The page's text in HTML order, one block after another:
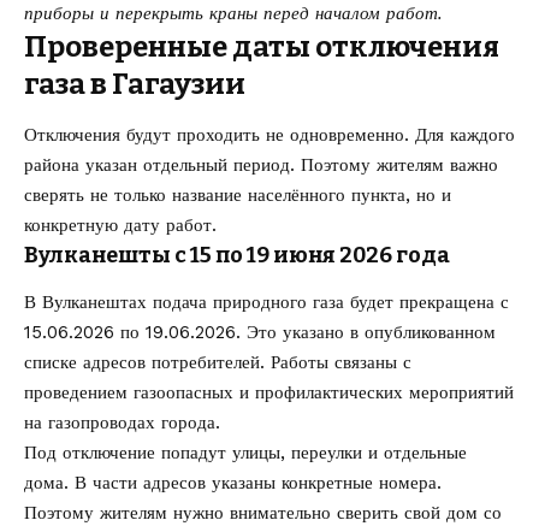
приборы и перекрыть краны перед началом работ.
Проверенные даты отключения
газа в Гагаузии
Отключения будут проходить не одновременно. Для каждого
района указан отдельный период. Поэтому жителям важно
сверять не только название населённого пункта, но и
конкретную дату работ.
Вулканешты с 15 по 19 июня 2026 года
В Вулканештах подача природного газа будет прекращена с
15.06.2026 по 19.06.2026. Это указано в опубликованном
списке адресов потребителей. Работы связаны с
проведением газоопасных и профилактических мероприятий
на газопроводах города.
Под отключение попадут улицы, переулки и отдельные
дома. В части адресов указаны конкретные номера.
Поэтому жителям нужно внимательно сверить свой дом со